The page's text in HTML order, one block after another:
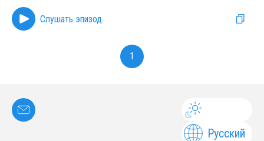
Слушать эпизод
1
Русский